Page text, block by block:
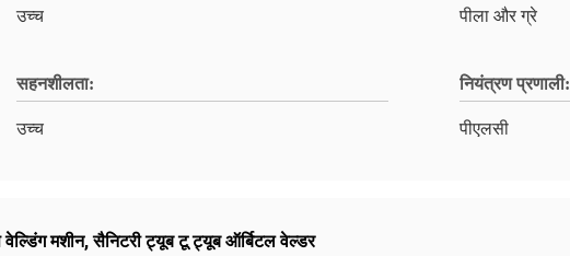
उच्च पीला और ग्रे
सहनशीलता:
उच्च
नियंत्रण प्रणाली:
पीएलसी
वेल्डिंग मशीन,सैनिटरी ट्यूब टू ट्यूब ऑर्बिटल वेल्डर